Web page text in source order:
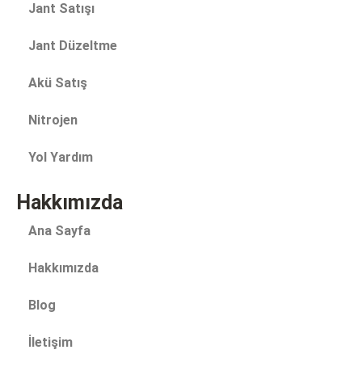
Jant Satışı
Jant Düzeltme
Akü Satış
Nitrojen
Yol Yardım
Hakkımızda
Ana Sayfa
Hakkımızda
Blog
İletişim